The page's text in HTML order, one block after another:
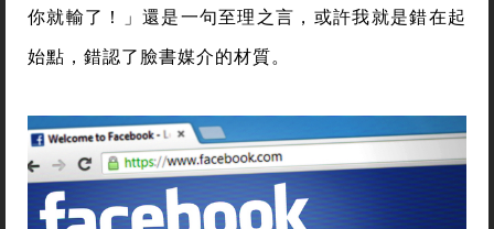
你就輸了！」還是一句至理之言，或許我就是錯在起
始點，錯認了臉書媒介的材質。